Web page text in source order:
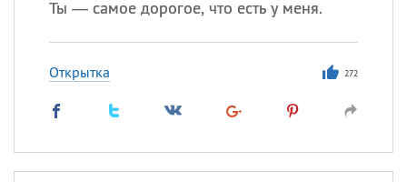
Ты — самое дорогое, что есть у меня.
Открытка 272